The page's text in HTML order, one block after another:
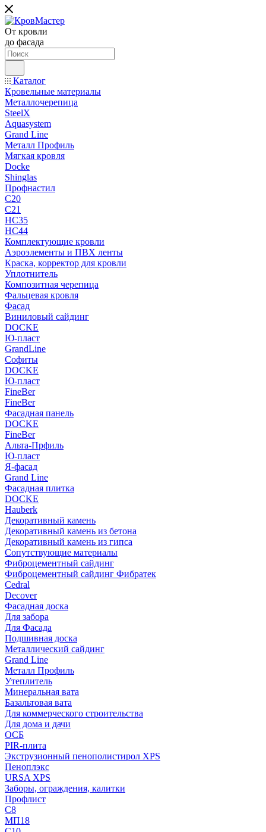
От кровли
до фасада
Каталог
Кровельные материалы
Металлочерепица
SteelX
Aquasystem
Grand Line
Металл Профиль
Мягкая кровля
Docke
Shinglas
Профнастил
C20
C21
НС35
НС44
Комплектующие кровли
Аэроэлементы и ПВХ ленты
Краска, корректор для кровли
Уплотнитель
Композитная черепица
Фальцевая кровля
Фасад
Виниловый сайдинг
DOCKE
Ю-пласт
GrandLine
Софиты
DOCKE
Ю-пласт
FineBer
FineBer
Фасадная панель
DOCKE
FineBer
Альта-Прфиль
Ю-пласт
Я-фасад
Grand Line
Фасадная плитка
DOCKE
Hauberk
Декоративный камень
Декоративный камень из бетона
Декоративный камень из гипса
Сопутствующие материалы
Фиброцементный сайдинг
Фиброцементный сайдинг Фибратек
Cedral
Decover
Фасадная доска
Для забора
Для Фасада
Подшивная доска
Металлический сайдинг
Grand Line
Металл Профиль
Утеплитель
Минеральная вата
Базальтовая вата
Для коммерческого строительства
Для дома и дачи
ОСБ
PIR-плита
Экструзионный пенополистирол XPS
Пеноплэкс
URSA XPS
Заборы, ограждения, калитки
Профлист
С8
МП18